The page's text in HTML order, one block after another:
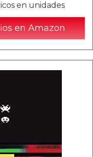
en unidades
en Amazon